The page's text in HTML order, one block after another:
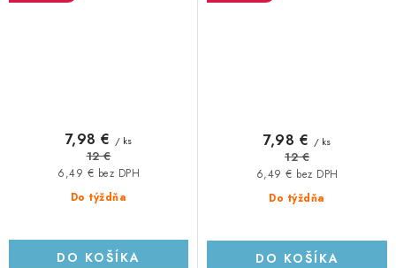
Do týždňa
6,49 € bez DPH
7,98 € / ks
12 €
DO KOŠÍKA
Do týždňa
6,49 € bez DPH
7,98 € / ks
12 €
DO KOŠÍKA